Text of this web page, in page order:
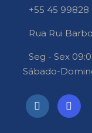
+55 45 99828
Rua Rui
Seg - Sex
Sábado-